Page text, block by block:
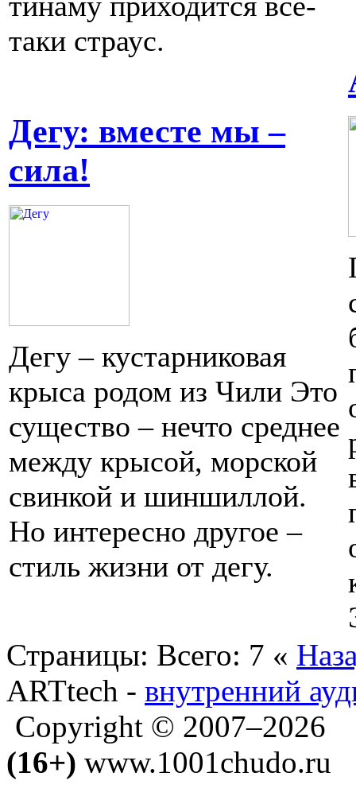
таки страус.
Дегу: вместе мы –
сила!
Дегу – кустарниковая
крыса родом из Чили Это
существо – нечто среднее
между крысой, морской
свинкой и шиншиллой.
Но интересно другое –
стиль жизни от дегу.
Страницы: Всего: 7 «
ARTtech - внутренний
Copyright © 2007–2026
(16+) www.1001chudo.ru